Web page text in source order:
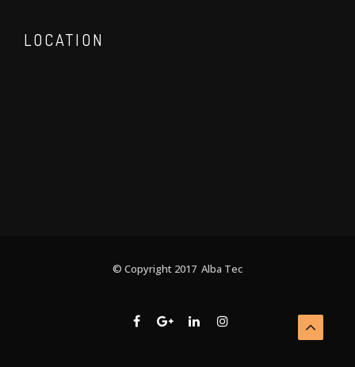
LOCATION
© Copyright 2017 Alba Tec